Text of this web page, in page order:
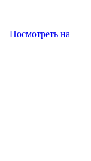
Посмотреть на